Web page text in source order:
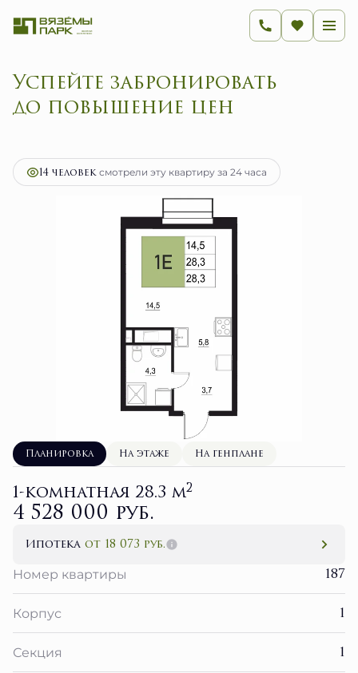
Успейте забронировать
до повышение цен
1-комнатная28.3 м2
14 человексмотрели эту квартиру за 24 часа
Планировка На этаже На генплане
1-комнатная 28.3 м2
4 528 000 руб.
Ипотека от 18 073 руб.
Номер квартиры
187
Корпус 1
Секция 1